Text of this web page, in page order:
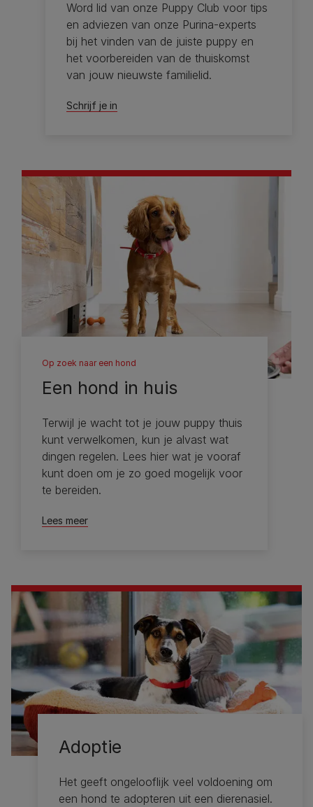
Word lid van onze Puppy Club voor tips
en adviezen van onze Purina-experts
bij het vinden van de juiste puppy en
het voorbereiden van de thuiskomst
van jouw nieuwste familielid.
Schrijf je in
Op zoek naar een hond
Een hond in huis
Terwijl je wacht tot je jouw puppy thuis
kunt verwelkomen, kun je alvast wat
dingen regelen. Lees hier wat je vooraf
kunt doen om je zo goed mogelijk voor
te bereiden.
Lees meer
Adoptie
Het geeft ongelooflijk veel voldoening om
een ​​hond te adopteren uit een dierenasiel.